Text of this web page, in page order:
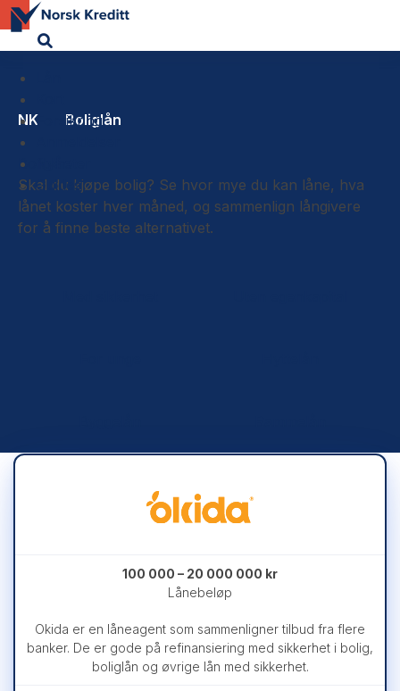
Forsikring
Guides
NK Boliglån
Boliglån
Skal du kjøpe bolig? Se hvor mye du kan låne, hva
lånet koster hver måned, og sammenlign långivere
for å finne beste alternativet.
Lånebeløp
100 000 – 20 000 000 kr
Okida er en låneagent som sammenligner tilbud fra flere
banker. De er gode på refinansiering med sikkerhet i bolig,
boliglån og øvrige lån med sikkerhet.